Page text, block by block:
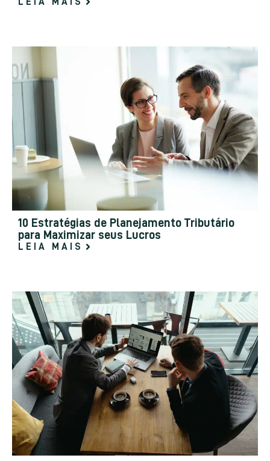
10 Estratégias de Planejamento Tributário
para Maximizar seus Lucros
LEIA MAIS